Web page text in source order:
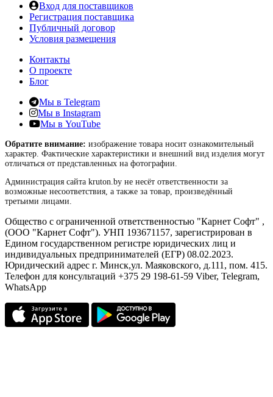
Вход для поставщиков
Регистрация поставщика
Публичный договор
Условия размещения
Контакты
О проекте
Блог
Мы в Telegram
Мы в Instagram
Мы в YouTube
Обратите внимание: изображение товара носит ознакомительный
характер. Фактические характеристики и внешний вид изделия могут
отличаться от представленных на фотографии.
Администрация сайта kruton.by не несёт ответственности за
возможные несоответствия, а также за товар, произведённый
третьими лицами.
Общество с ограниченной ответственностью "Карнет Софт" ,
(ООО "Карнет Софт"). УНП 193671157, зарегистрирован в
Едином государственном регистре юридических лиц и
индивидуальных предпринимателей (ЕГР) 08.02.2023.
Юридический адрес г. Минск,ул. Маяковского, д.111, пом. 415.
Телефон для консультаций +375 29 198-61-59 Viber, Telegram,
WhatsApp